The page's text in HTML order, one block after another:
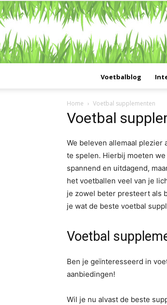
Voetbalblog
Home Voetbal supplementen
Voetbal
We beleven allemaal
te spelen. Hierbij moeten
spannend en uitdagend,
het voetballen veel van je
je zowel beter presteert als
je wat de beste voetbal
Voetbal
Ben je geïnteresseerd in
aanbiedingen!
Wil je nu alvast de beste